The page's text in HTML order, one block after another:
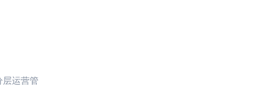
运营管